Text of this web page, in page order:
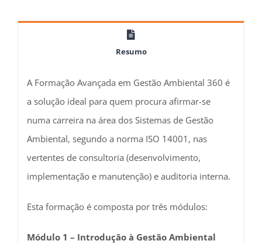
Resumo
A Formação Avançada em Gestão Ambiental 360 é
a solução ideal para quem procura afirmar-se
numa carreira na área dos Sistemas de Gestão
Ambiental, segundo a norma ISO 14001, nas
vertentes de consultoria (desenvolvimento,
implementação e manutenção) e auditoria interna.
Esta formação é composta por três módulos:
Módulo 1 – Introdução à Gestão Ambiental